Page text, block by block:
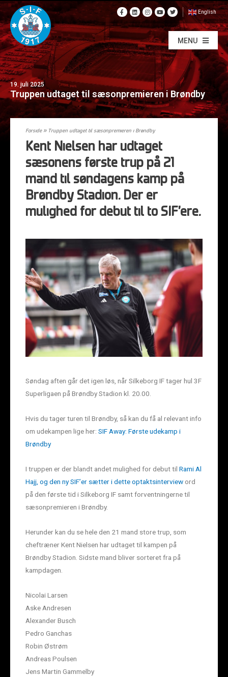
English
MENU
19. juli 2025
Truppen udtaget til sæsonpremieren i Brøndby
Forside» Truppen udtaget til sæsonpremieren i Brøndby
Kent Nielsen har udtaget
sæsonens første trup på 21
mand til søndagens kamp på
Brøndby Stadion. Der er
mulighed for debut til to SIF’ere.
Søndag aften går det igen løs, når Silkeborg IF tager hul 3F
Superligaen på Brøndby Stadion kl. 20.00.
Hvis du tager turen til Brøndby, så kan du få al relevant info
om udekampen lige her: SIF Away: Første udekamp i
Brøndby
I truppen er der blandt andet mulighed for debut til Rami Al
Hajj, og den ny SIF’er sætter i dette optaktsintervieword
på den første tid i Silkeborg IF samt forventningerne til
sæsonpremieren i Brøndby.
Herunder kan du se hele den 21 mand store trup, som
cheftræner Kent Nielsen har udtaget til kampen på
Brøndby Stadion. Sidste mand bliver sorteret fra på
kampdagen.
Nicolai Larsen
Aske Andresen
Alexander Busch
Pedro Ganchas
Robin Østrøm
Andreas Poulsen
Jens Martin Gammelby